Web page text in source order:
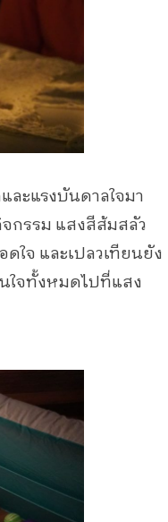
ละแรงบันดาลใจมา
กรรม แสงสีส้มสลัว
ใจ และเปลวเทียนยัง
ใจทั้งหมดไปที่แสง